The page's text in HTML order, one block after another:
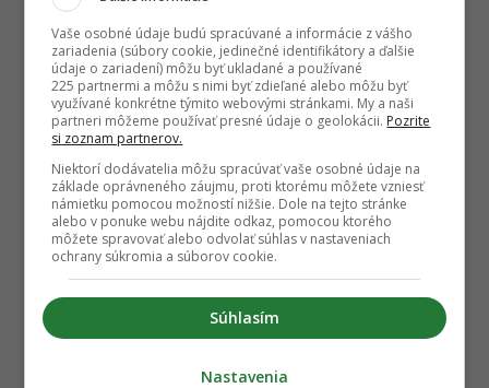
Vaše osobné údaje budú spracúvané a informácie z vášho
zariadenia (súbory cookie, jedinečné identifikátory a ďalšie
údaje o zariadení) môžu byť ukladané a používané
225 partnermi a môžu s nimi byť zdieľané alebo môžu byť
využívané konkrétne týmito webovými stránkami. My a naši
partneri môžeme používať presné údaje o geolokácii. Pozrite
si zoznam partnerov.
Niektorí dodávatelia môžu spracúvať vaše osobné údaje na
základe oprávneného záujmu, proti ktorému môžete vzniesť
námietku pomocou možností nižšie. Dole na tejto stránke
alebo v ponuke webu nájdite odkaz, pomocou ktorého
môžete spravovať alebo odvolať súhlas v nastaveniach
ochrany súkromia a súborov cookie.
Súhlasím
Nastavenia